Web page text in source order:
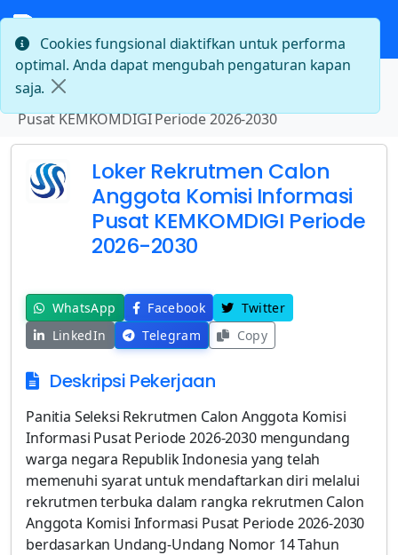
Beranda
Loker Rekrutmen Calon Anggota Komisi Informasi
Pusat KEMKOMDIGI Periode 2026-2030
Loker Rekrutmen Calon
Anggota Komisi Informasi
Pusat KEMKOMDIGI Periode
2026-2030
WhatsApp Facebook
Twitter
LinkedIn
Telegram Copy
Deskripsi Pekerjaan
Panitia Seleksi Rekrutmen Calon Anggota Komisi
Informasi Pusat Periode 2026-2030 mengundang
warga negara Republik Indonesia yang telah
memenuhi syarat untuk mendaftarkan diri melalui
rekrutmen terbuka dalam rangka rekrutmen Calon
Anggota Komisi Informasi Pusat Periode 2026-2030
berdasarkan Undang-Undang Nomor 14 Tahun
Cookies fungsional diaktifkan untuk performa
optimal. Anda dapat mengubah pengaturan kapan
saja.